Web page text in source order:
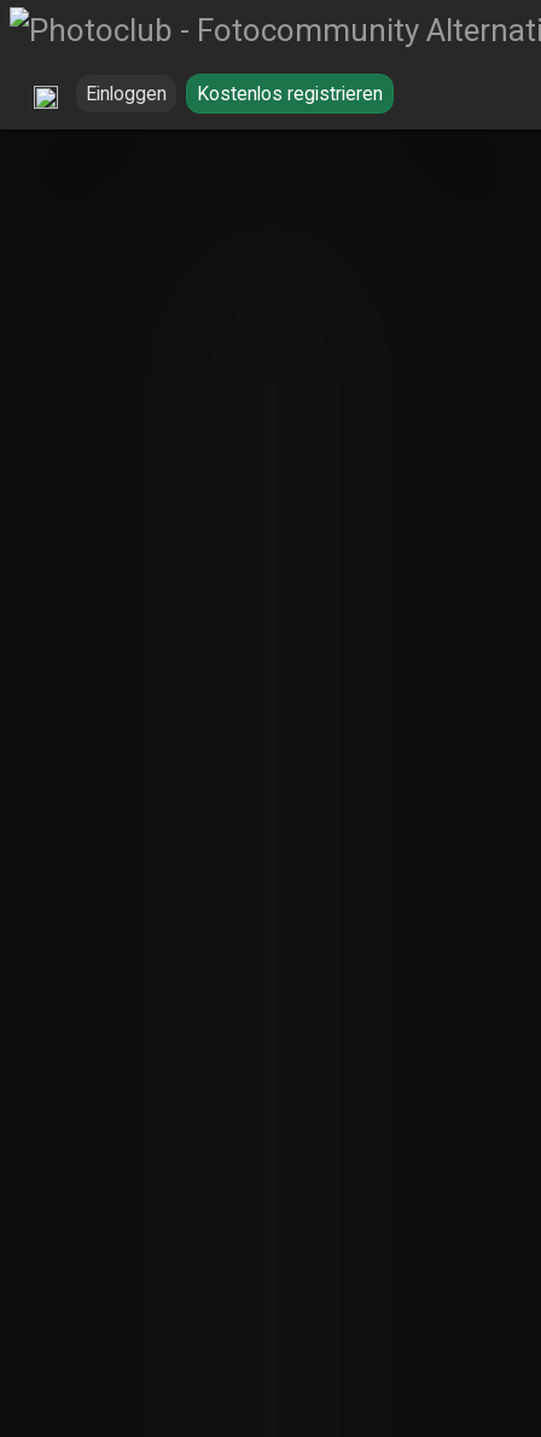
Einloggen Kostenlos registrieren